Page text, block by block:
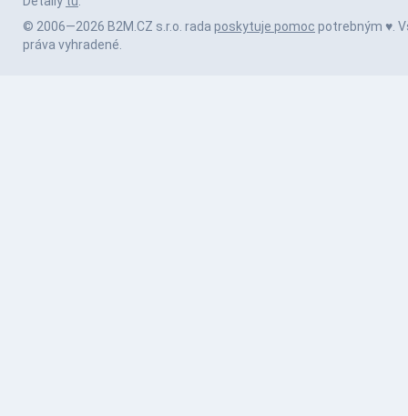
© 2006—2026 B2M.CZ s.r.o. rada poskytuje pomoc potrebným ♥️.
práva vyhradené.